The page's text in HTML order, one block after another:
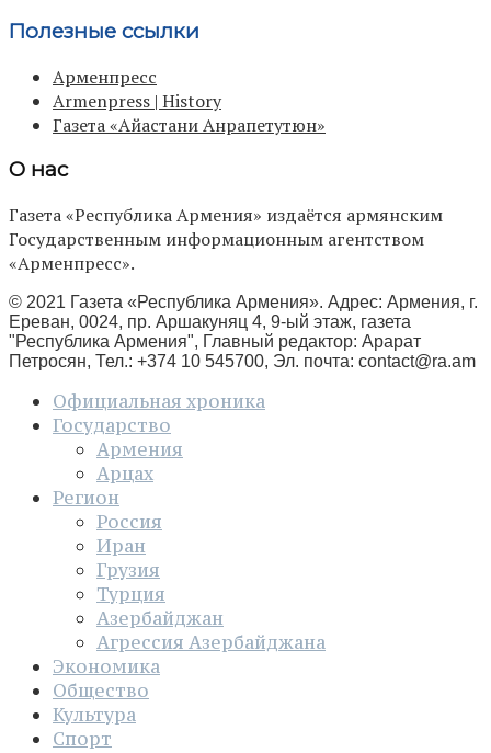
Полезные ссылки
Арменпресс
Armenpress | History
Газета «Айастани Анрапетутюн»
О нас
Газета «Республика Армения» издаётся армянским
Государственным информационным агентством
«Арменпресс».
© 2021 Газета «Республика Армения». Адрес: Армения, г.
Ереван, 0024, пр. Аршакуняц 4, 9-ый этаж, газета
"Республика Армения", Главный редактор: Арарат
Петросян, Тел.: +374 10 545700, Эл. почта: contact@ra.am
Официальная хроника
Государство
Армения
Арцах
Регион
Россия
Иран
Грузия
Турция
Азербайджан
Агрессия Азербайджана
Экономика
Общество
Культура
Спорт